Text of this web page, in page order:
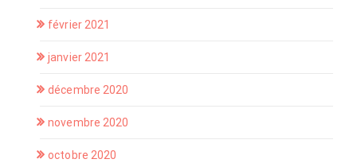
février 2021
janvier 2021
décembre 2020
novembre 2020
octobre 2020